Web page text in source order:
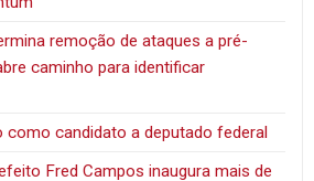
remoção de ataques a pré-
caminho para identificar
como candidato a deputado federal
Fred Campos inaugura mais de